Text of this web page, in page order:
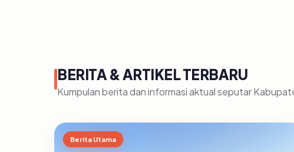
BERITA & ARTIKEL TERBARU
Kumpulan berita dan informasi aktual seputar
Berita Utama